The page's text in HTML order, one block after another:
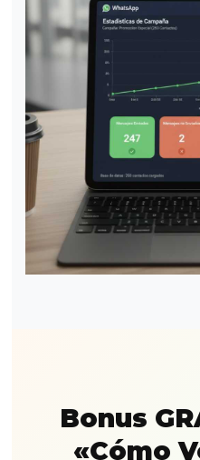
Bonus
«Cómo